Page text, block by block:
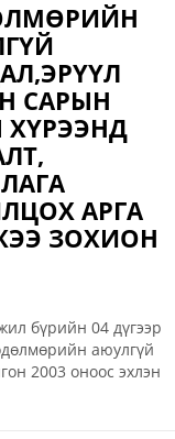
САРЫН
АРГА
ЗОХИОН
бүрийн 04 дүгээр
аюулгүй
2003 оноос эхлэн